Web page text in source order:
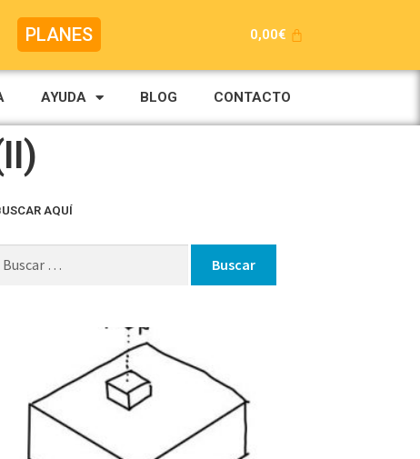
PLANES 0,00€
AYUDA BLOG CONTACTO
AQUÍ